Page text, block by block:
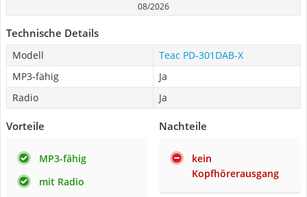
08/2026
Technische Details
Modell
Teac PD-301DAB-X
MP3-fähig
Ja
Radio
Ja
Vorteile
MP3-fähig
mit Radio
Nachteile
kein
Kopfhörerausgang